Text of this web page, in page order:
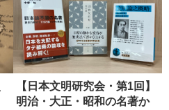
【日本文明研究会・第1回】
明治・大正・昭和の名著か